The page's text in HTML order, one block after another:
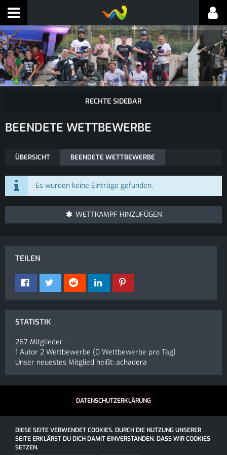
BEENDETE WETTBEWERBE
ÜBERSICHT BEENDETE WETTBEWERBE
Es wurden keine Einträge gefunden.
WETTKAMPF HINZUFÜGEN
TEILEN
STATISTIK
267 Mitglieder
1 Autor 2 Wettbewerbe (0 Wettbewerbe pro Tag)
Unser neuestes Mitglied heißt: achadera
DATENSCHUTZERKLÄRUNG
SOCIALBOX, ENTWICKELT VON WEBEXPANDED
WETTBEWERBE
DIESE SEITE VERWENDET COOKIES. DURCH DIE NUTZUNG UNSERER
SEITE ERKLÄRST DU DICH DAMIT EINVERSTANDEN, DASS WIR COOKIES
SETZEN.